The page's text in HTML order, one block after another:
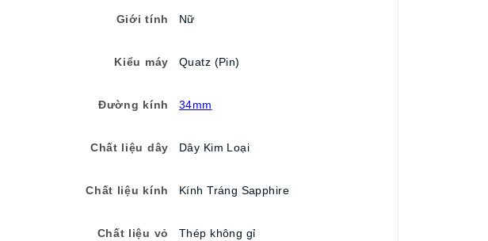
Giới tính Nữ
Kiểu máy Quatz (Pin)
Đường kính 34mm
Chất liệu dây Dây Kim Loại
Chất liệu kính Kính Tráng Sapphire
Chất liệu vỏ Thép không gỉ